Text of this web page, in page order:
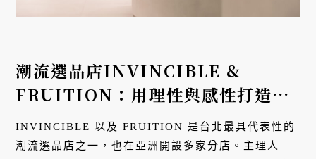
潮流選品店INVINCIBLE &
FRUITION：用理性與感性打造潮
流王國
INVINCIBLE 以及 FRUITION 是台北最具代表性的
潮流選品店之一，也在亞洲開設多家分店。主理人